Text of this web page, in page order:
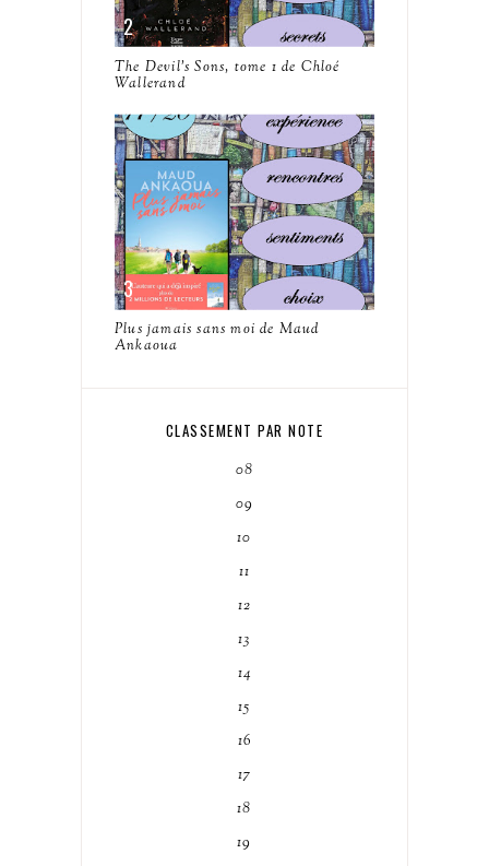
The Devil's Sons, tome 1 de Chloé
Wallerand
Plus jamais sans moi de Maud
Ankaoua
CLASSEMENT PAR NOTE
08
09
10
11
12
13
14
15
16
17
18
19